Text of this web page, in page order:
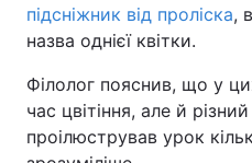
підсніжник від проліска,
назва однієї квітки.
Філолог пояснив, що у
час цвітіння, але й
проілюстрував урок